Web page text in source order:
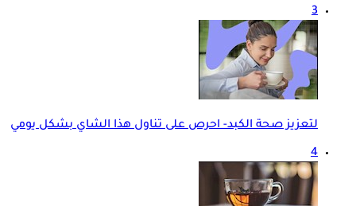
3
لتعزيز صحة الكبد- احرص على تناول هذا الشاي بشكل يومي
4